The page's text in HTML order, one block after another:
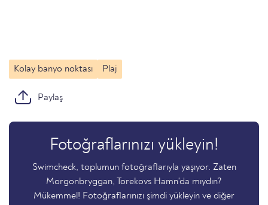
Kolay banyo noktası Plaj
Paylaş
Fotoğraflarınızı yükleyin!
Swimcheck, toplumun fotoğraflarıyla yaşıyor. Zaten
Morgonbryggan, Torekovs Hamn'da mıydın?
Mükemmel! Fotoğraflarınızı şimdi yükleyin ve diğer